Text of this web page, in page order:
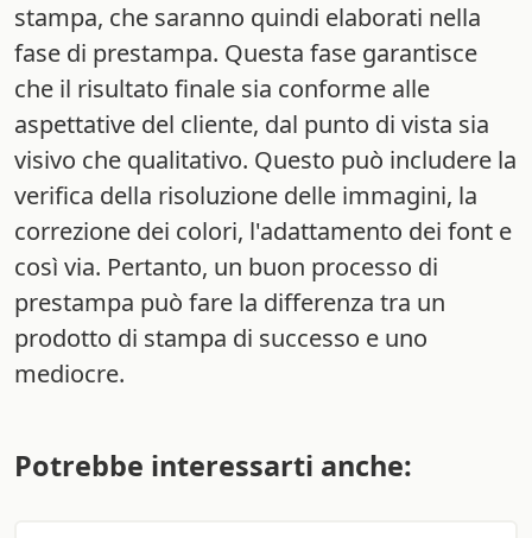
stampa, che saranno quindi elaborati nella
fase di prestampa. Questa fase garantisce
che il risultato finale sia conforme alle
aspettative del cliente, dal punto di vista sia
visivo che qualitativo. Questo può includere la
verifica della risoluzione delle immagini, la
correzione dei colori, l'adattamento dei font e
così via. Pertanto, un buon processo di
prestampa può fare la differenza tra un
prodotto di stampa di successo e uno
mediocre.
Potrebbe interessarti anche: